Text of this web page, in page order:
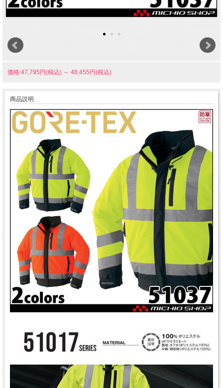
価格:47,795円(税込) ～ 48,455円(税込)
商品説明